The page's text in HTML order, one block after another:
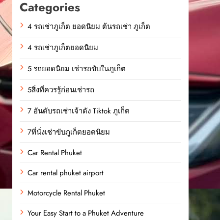
Categories
4 รถเช่าภูเก็ต ยอดนิยม ต้นรถเช่า ภูเก็ต
4 รถเช่าภูเก็ตยอดนิยม
5 รถยอดนิยม เช่ารถขับในภูเก็ต
5สิ่งที่ควรรู้ก่อนเช่ารถ
7 อันดับรถเช่าเจ้าดัง Tiktok ภูเก็ต
7ที่นั่งเช่าขับภูเก็ตยอดนิยม
Car Rental Phuket
Car rental phuket airport
Motorcycle Rental Phuket
Your Easy Start to a Phuket Adventure